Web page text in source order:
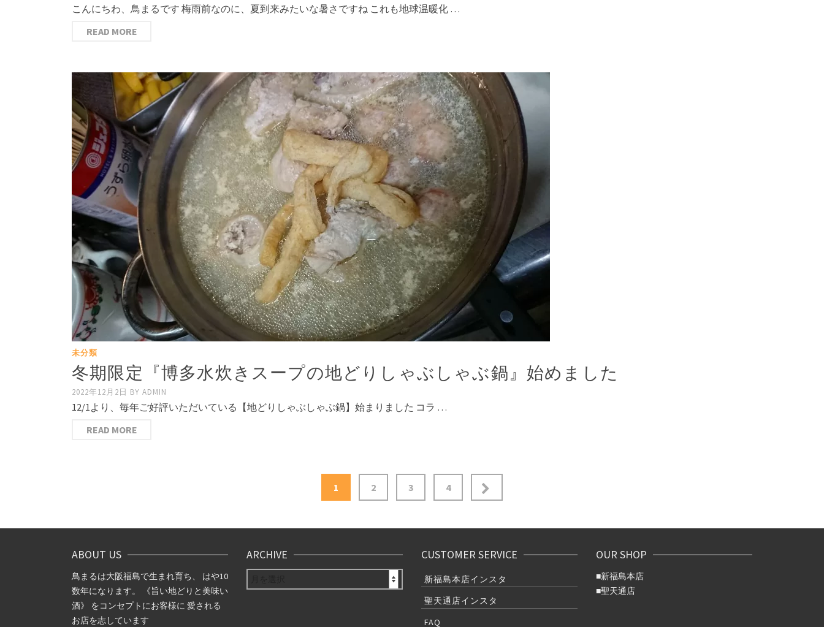
こんにちわ、鳥まるです 梅雨前なのに、夏到来みたいな暑さですね これも地球温暖化 …
READ MORE
未分類
冬期限定『博多水炊きスープの地どりしゃぶしゃぶ鍋』始めました
2022年12月2日 BY ADMIN
12/1より、毎年ご好評いただいている【地どりしゃぶしゃぶ鍋】始まりました コラ …
READ MORE
ナ
ビ
ゲ
ー
1 2 3 4
ABOUT US
鳥まるは大阪福島で生まれ育ち、 はや10
数年になります。 《旨い地どりと美味い
酒》 をコンセプトにお客様に 愛される
お店を志しています
ARCHIVE CUSTOMER SERVICE
新福島本店インスタ
聖天通店インスタ
FAQ
OUR SHOP
■新福島本店
■聖天通店